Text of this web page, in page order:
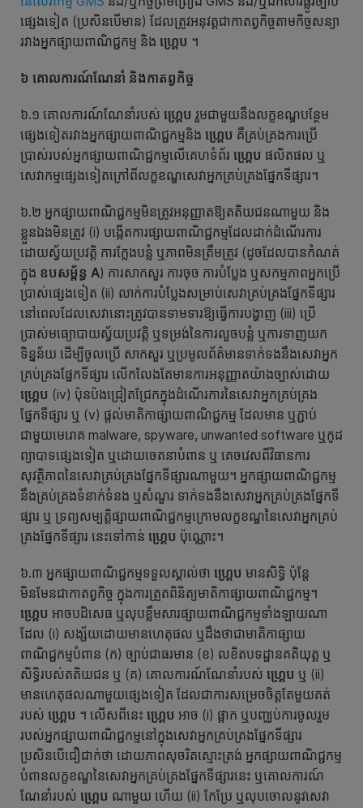
ផ្សេងទៀត (ប្រសិនបើមាន) ដែលត្រូវអនុវត្តជាកាតព្វកិច្ចតាមកិច្ចសន្យា
រវាងអ្នកផ្សាយពាណិជ្ជកម្ម និង ហ្គ្រេប ។
៦ គោលការណ៍ណែនាំ និងកាតព្វកិច្ច
៦.១ គោលការណ៍ណែនាំរបស់ ហ្គ្រេប រួមជាមួយនឹងលក្ខខណ្ឌបន្ថែម
ផ្សេងទៀតរវាងអ្នកផ្សាយពាណិជ្ជកម្មនិង ហ្គ្រេប គឺគ្រប់គ្រងការប្រើ
ប្រាស់របស់អ្នកផ្សាយពាណិជ្ជកម្មលើគេហទំព័រ ហ្គ្រេប ផលិតផល ឬ
សេវាកម្មផ្សេងទៀតក្រៅពីលក្ខខណ្ឌសេវាអ្នកគ្រប់គ្រងផ្នែកទីផ្សារ។
៦.២ អ្នកផ្សាយពាណិជ្ជកម្មមិនត្រូវអនុញ្ញាតឱ្យតតិយជនណាមួយ និង
ខ្លួនឯងមិនត្រូវ (i) បង្កើតការផ្សាយពាណិជ្ជកម្មដែលដាក់ដំណើរការ
ដោយស្វ័យប្រវត្តិ ការក្លែងបន្លំ ឬភាពមិនត្រឹមត្រូវ (ដូចដែលបានកំណត់
ក្នុង ឧបសម្ព័ន្ធ A) ការសាកសួរ ការចុច ការបំប្លែង ឬសកម្មភាពអ្នកប្រើ
ប្រាស់ផ្សេងទៀត (ii) លាក់ការបំប្លែងសម្រាប់សេវាគ្រប់គ្រងផ្នែកទីផ្សារ
នៅពេលដែលសេវានោះត្រូវបានទាមទារឱ្យធ្វើការបង្ហាញ (iii) ប្រើ
ប្រាស់មធ្យោបាយស្វ័យប្រវត្តិ ឬទម្រង់នៃការលួចបន្លំ ឬការទាញយក
ទិន្នន័យ ដើម្បីចូលប្រើ សាកសួរ ឬប្រមូលព័ត៌មានទាក់ទងនឹងសេវាអ្នក
គ្រប់គ្រងផ្នែកទីផ្សារ លើកលែងតែមានការអនុញ្ញាតយ៉ាងច្បាស់ដោយ
ហ្គ្រេប (iv) ប៉ុនប៉ងជ្រៀតជ្រែកក្នុងដំណើរការនៃសេវាអ្នកគ្រប់គ្រង
ផ្នែកទីផ្សារ ឬ (v) ផ្តល់មាតិកាផ្សាយពាណិជ្ជកម្ម ដែលមាន ឬភ្ជាប់
ជាមួយមេរោគ malware, spyware, unwanted software ឬកូដ
ព្យាបាទផ្សេងទៀត ឬដោយចេតនាបំពាន ឬ គេចវេសពីវិធានការ
សុវត្ថិភាពនៃសេវាគ្រប់គ្រងផ្នែកទីផ្សារណាមួយ។ អ្នកផ្សាយពាណិជ្ជកម្ម
នឹងគ្រប់គ្រងទំនាក់ទំនង ឬសំណួរ ទាក់ទងនឹងសេវាអ្នកគ្រប់គ្រងផ្នែកទី
ផ្សារ ឬ ទ្រព្យសម្បត្តិផ្សាយពាណិជ្ជកម្មក្រោមលក្ខខណ្ឌនៃសេវាអ្នកគ្រប់
គ្រងផ្នែកទីផ្សារ នេះទៅកាន់ ហ្គ្រេប ប៉ុណ្ណោះ។
៦.៣ អ្នកផ្សាយពាណិជ្ជកម្មទទួលស្គាល់ថា ហ្គ្រេប មានសិទ្ធិ ប៉ុន្តែ
មិនមែនជាកាតព្វកិច្ច ក្នុងការត្រួតពិនិត្យមាតិកាផ្សាយពាណិជ្ជកម្ម។
ហ្គ្រេប អាចបដិសេធ ឬលុបខ្លឹមសារផ្សាយពាណិជ្ជកម្មទាំងឡាយណា
ដែល (i) សង្ស័យដោយមានហេតុផល ឬដឹងថាជាមាតិកាផ្សាយ
ពាណិជ្ជកម្មបំពាន (ក) ច្បាប់ជាធរមាន (ខ) លខិតបទដ្ឋានគតិយុត្ត ឬ
សិទ្ធិរបស់តតិយជន ឬ (គ) គោលការណ៍ណែនាំរបស់ ហ្គ្រេប ឬ (ii)
មានហេតុផលណាមួយផ្សេងទៀត ដែលជាការសម្រេចចិត្តតែមួយគត់
របស់ ហ្គ្រេប ។ លើសពីនេះ ហ្គ្រេប អាច (i) ផ្អាក ឬបញ្ឈប់ការចូលរួម
របស់អ្នកផ្សាយពាណិជ្ជកម្មនៅក្នុងសេវាអ្នកគ្រប់គ្រងផ្នែកទីផ្សារ
ប្រសិនបើជឿជាក់ថា ដោយភាពសុចរិតស្មោះត្រង់ អ្នកផ្សាយពាណិជ្ជកម្ម
បំពានលក្ខខណ្ឌនៃសេវាអ្នកគ្រប់គ្រងផ្នែកទីផ្សារនេះ ឬគោលការណ៍
ណែនាំរបស់ ហ្គ្រេប ណាមួយ ហើយ (ii) កែប្រែ ឬលុបចោលនូវសេវា